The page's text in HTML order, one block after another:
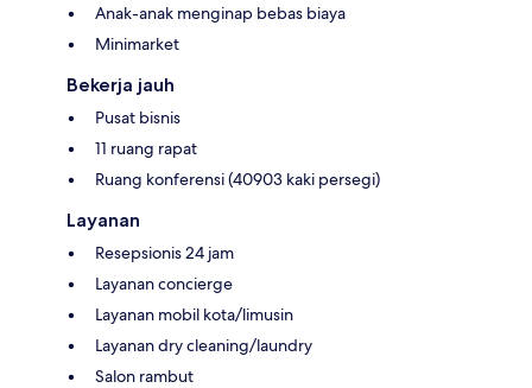
Anak-anak menginap bebas biaya
Minimarket
Bekerja jauh
Pusat bisnis
11 ruang rapat
Ruang konferensi (40903 kaki persegi)
Layanan
Resepsionis 24 jam
Layanan concierge
Layanan mobil kota/limusin
Layanan dry cleaning/laundry
Salon rambut